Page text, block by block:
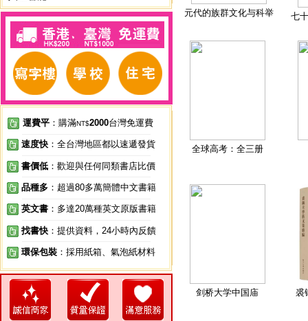
運費平 ：購滿NT$2000台灣免運費
速度快 ：全台灣地區都以速遞發貨
書價低 ：歡迎與任何同類書店比價
品種多 ：超過80多萬簡體中文書籍
英文書 ：多達20萬種英文原版書籍
找書快 ：提供資料，24小時內反饋
環保包裝 ：採用紙箱、氣泡紙材料
元代的族群文化与科举 七
全球高考：全三册
剑桥大学中国庙 裘